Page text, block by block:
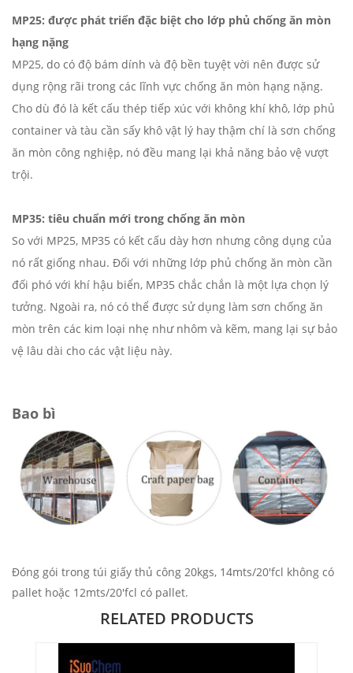
MP25: được phát triển đặc biệt cho lớp phủ chống ăn mòn
hạng nặng
MP25, do có độ bám dính và độ bền tuyệt vời nên được sử
dụng rộng rãi trong các lĩnh vực chống ăn mòn hạng nặng.
Cho dù đó là kết cấu thép tiếp xúc với không khí khô, lớp phủ
container và tàu cần sấy khô vật lý hay thậm chí là sơn chống
ăn mòn công nghiệp, nó đều mang lại khả năng bảo vệ vượt
trội.
MP35: tiêu chuẩn mới trong chống ăn mòn
So với MP25, MP35 có kết cấu dày hơn nhưng công dụng của
nó rất giống nhau. Đối với những lớp phủ chống ăn mòn cần
đối phó với khí hậu biển, MP35 chắc chắn là một lựa chọn lý
tưởng. Ngoài ra, nó có thể được sử dụng làm sơn chống ăn
mòn trên các kim loại nhẹ như nhôm và kẽm, mang lại sự bảo
vệ lâu dài cho các vật liệu này.
Bao bì
Đóng gói trong túi giấy thủ công 20kgs, 14mts/20'fcl không có
pallet hoặc 12mts/20'fcl có pallet.
RELATED PRODUCTS